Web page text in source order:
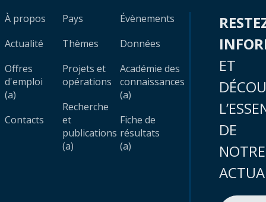
À propos
Actualité
Offres
d'emploi
(a)
Contacts
Pays
Thèmes
Projets et
opérations
Recherche
et
publications
(a)
Évènements
Données
Académie des
connaissances
(a)
Fiche de
résultats
(a)
ET
DE
NOTRE